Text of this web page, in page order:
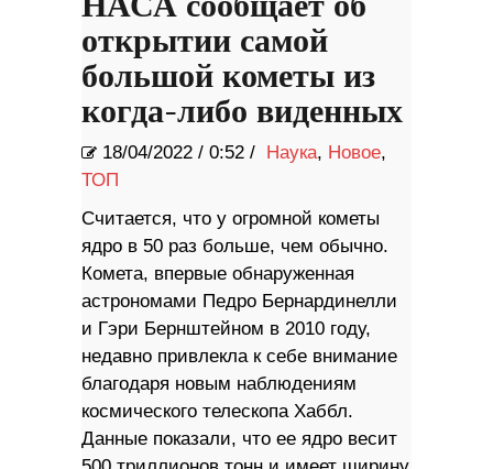
открытии самой
большой кометы из
когда-либо виденных
18/04/2022 / 0:52 / Наука, Новое,
ТОП
Считается, что у огромной кометы
ядро ​​в 50 раз больше, чем обычно.
Комета, впервые обнаруженная
астрономами Педро Бернардинелли
и Гэри Бернштейном в 2010 году,
недавно привлекла к себе внимание
благодаря новым наблюдениям
космического телескопа Хаббл.
Данные показали, что ее ядро ​​весит